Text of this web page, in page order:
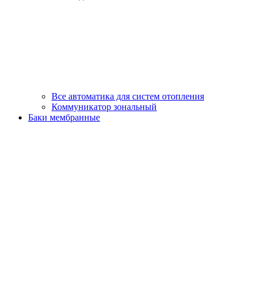
Все автоматика для систем отопления
Коммуникатор зональный
Баки мембранные